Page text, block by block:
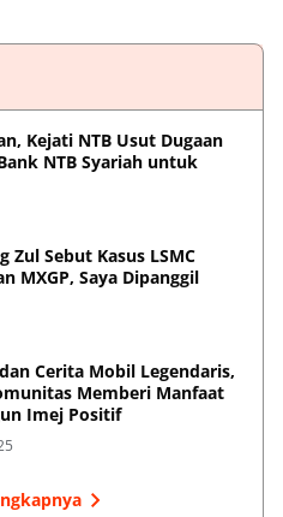
Kejati NTB Usut Dugaan
NTB Syariah untuk
Zul Sebut Kasus LSMC
MXGP, Saya Dipanggil
Cerita Mobil Legendaris,
Memberi Manfaat
Imej Positif